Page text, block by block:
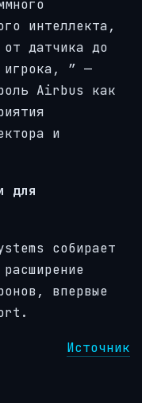
интеллекта,
датчика до
игрока, ” —
Airbus как
и
для
собирает
впервые
Источник